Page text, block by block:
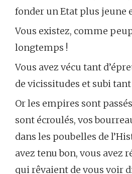
fonder un Etat plus jeune
Vous existez, comme
longtemps !
Vous avez vécu tant
de vicissitudes et subi
Or les empires sont
sont écroulés, vos
dans les poubelles de
avez tenu bon, vous avez
qui rêvaient de vous voir